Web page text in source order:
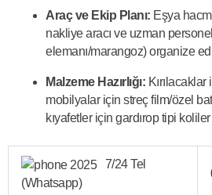
Araç ve Ekip Planı: Eşya
nakliye aracı ve uzman personel
elemanı/marangoz) organize
Malzeme Hazırlığı:
mobilyalar için streç film/özel
kıyafetler için gardırop tipi koliler
7/24 Tel
(Whatsapp)